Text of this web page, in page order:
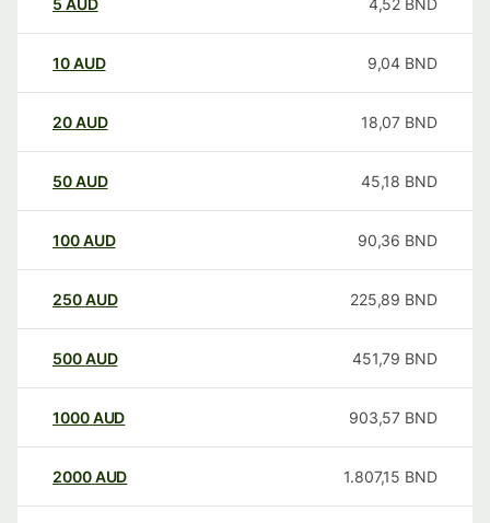
5 AUD 4,52 BND
10AUD 9,04 BND
20AUD 18,07 BND
50AUD 45,18 BND
100AUD 90,36 BND
250AUD 225,89 BND
500AUD 451,79 BND
1000AUD 903,57 BND
2000AUD 1.807,15 BND